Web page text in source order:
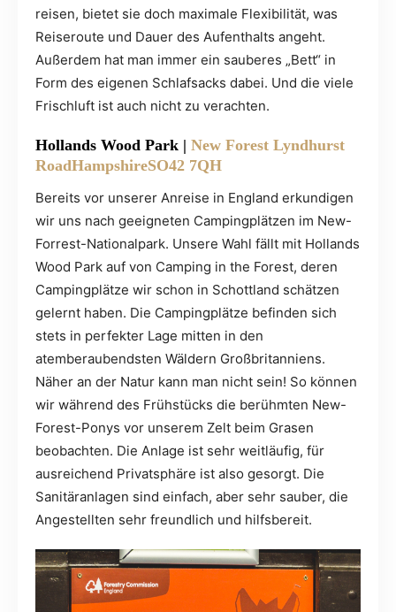
reisen, bietet sie doch maximale Flexibilität, was
Reiseroute und Dauer des Aufenthalts angeht.
Außerdem hat man immer ein sauberes „Bett“ in
Form des eigenen Schlafsacks dabei. Und die viele
Frischluft ist auch nicht zu verachten.
Hollands Wood Park | New Forest Lyndhurst
RoadHampshireSO42 7QH
Bereits vor unserer Anreise in England erkundigen
wir uns nach geeigneten Campingplätzen im New-
Forrest-Nationalpark. Unsere Wahl fällt mit Hollands
Wood Park auf von Camping in the Forest, deren
Campingplätze wir schon in Schottland schätzen
gelernt haben. Die Campingplätze befinden sich
stets in perfekter Lage mitten in den
atemberaubendsten Wäldern Großbritanniens.
Näher an der Natur kann man nicht sein! So können
wir während des Frühstücks die berühmten New-
Forest-Ponys vor unserem Zelt beim Grasen
beobachten. Die Anlage ist sehr weitläufig, für
ausreichend Privatsphäre ist also gesorgt. Die
Sanitäranlagen sind einfach, aber sehr sauber, die
Angestellten sehr freundlich und hilfsbereit.